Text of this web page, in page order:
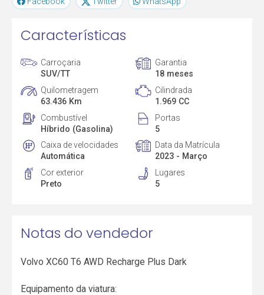
Características
Carroçaria
SUV/TT
Garantia
18 meses
Quilometragem
63.436 Km
Cilindrada
1.969 CC
Combustível
Híbrido (Gasolina)
Portas
5
Caixa de velocidades
Automática
Data da Matrícula
2023 - Março
Cor exterior
Preto
Lugares
5
Notas do vendedor
Volvo XC60 T6 AWD Recharge Plus Dark
Equipamento da viatura: